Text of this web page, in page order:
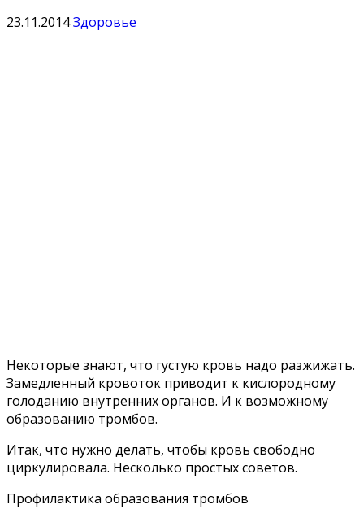
23.11.2014Здоровье
Некоторые знают, что густую кровь надо разжижать.
Замедленный кровоток приводит к кислородному
голоданию внутренних органов. И к возможному
образованию тромбов.
Итак, что нужно делать, чтобы кровь свободно
циркулировала. Несколько простых советов.
Профилактика образования тромбов